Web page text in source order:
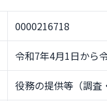
0000216718
令和7年4月1日から
役務の提供等（調査